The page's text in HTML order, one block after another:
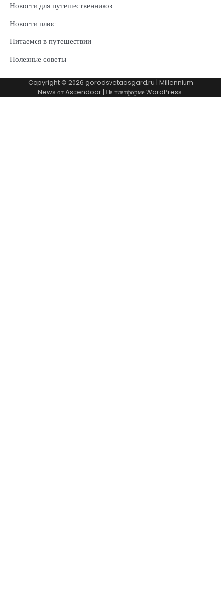
Новости для путешественников
Новости плюс
Питаемся в путешествии
Полезные советы
Copyright © 2026 gorodsvetaasgard.ru | Millennium
News отAscendoor | На платформеWordPress.